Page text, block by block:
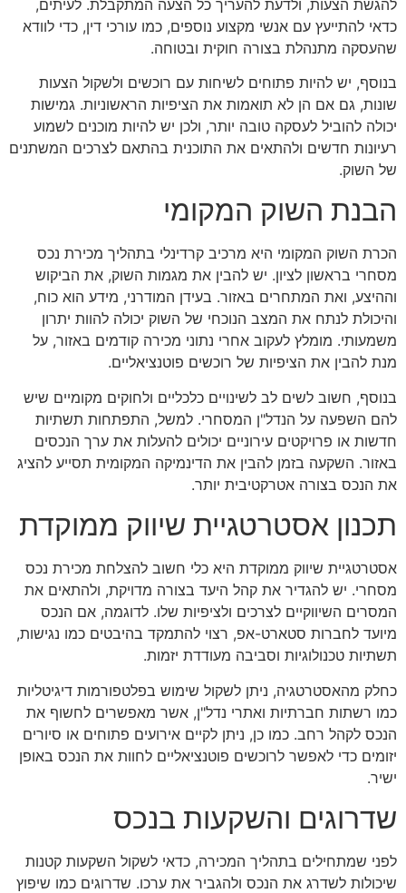
להגשת הצעות, ולדעת להעריך כל הצעה המתקבלת. לעיתים,
כדאי להתייעץ עם אנשי מקצוע נוספים, כמו עורכי דין, כדי לוודא
שהעסקה מתנהלת בצורה חוקית ובטוחה.
בנוסף, יש להיות פתוחים לשיחות עם רוכשים ולשקול הצעות
שונות, גם אם הן לא תואמות את הציפיות הראשוניות. גמישות
יכולה להוביל לעסקה טובה יותר, ולכן יש להיות מוכנים לשמוע
רעיונות חדשים ולהתאים את התוכנית בהתאם לצרכים המשתנים
של השוק.
הבנת השוק המקומי
הכרת השוק המקומי היא מרכיב קרדינלי בתהליך מכירת נכס
מסחרי בראשון לציון. יש להבין את מגמות השוק, את הביקוש
וההיצע, ואת המתחרים באזור. בעידן המודרני, מידע הוא כוח,
והיכולת לנתח את המצב הנוכחי של השוק יכולה להוות יתרון
משמעותי. מומלץ לעקוב אחרי נתוני מכירה קודמים באזור, על
מנת להבין את הציפיות של רוכשים פוטנציאליים.
בנוסף, חשוב לשים לב לשינויים כלכליים ולחוקים מקומיים שיש
להם השפעה על הנדל"ן המסחרי. למשל, התפתחות תשתיות
חדשות או פרויקטים עירוניים יכולים להעלות את ערך הנכסים
באזור. השקעה בזמן להבין את הדינמיקה המקומית תסייע להציג
את הנכס בצורה אטרקטיבית יותר.
תכנון אסטרטגיית שיווק ממוקדת
אסטרטגיית שיווק ממוקדת היא כלי חשוב להצלחת מכירת נכס
מסחרי. יש להגדיר את קהל היעד בצורה מדויקת, ולהתאים את
המסרים השיווקיים לצרכים ולציפיות שלו. לדוגמה, אם הנכס
מיועד לחברות סטארט-אפ, רצוי להתמקד בהיבטים כמו נגישות,
תשתיות טכנולוגיות וסביבה מעודדת יזמות.
כחלק מהאסטרטגיה, ניתן לשקול שימוש בפלטפורמות דיגיטליות
כמו רשתות חברתיות ואתרי נדל"ן, אשר מאפשרים לחשוף את
הנכס לקהל רחב. כמו כן, ניתן לקיים אירועים פתוחים או סיורים
יזומים כדי לאפשר לרוכשים פוטנציאליים לחוות את הנכס באופן
ישיר.
שדרוגים והשקעות בנכס
לפני שמתחילים בתהליך המכירה, כדאי לשקול השקעות קטנות
שיכולות לשדרג את הנכס ולהגביר את ערכו. שדרוגים כמו שיפוץ